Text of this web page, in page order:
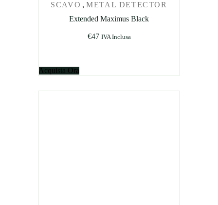
SCAVO ,METAL DETECTOR
Extended Maximus Black
€47 IVA Inclusa
Acquista Ora